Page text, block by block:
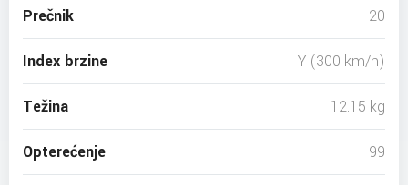
Prečnik 20
Index brzine Y (300 km/h)
Težina 12.15 kg
Opterećenje 99